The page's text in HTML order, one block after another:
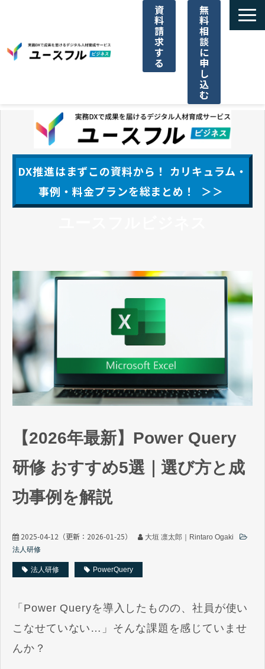
資
料
請
求
す
る
無
料
相
談
に
申
し
込
む
サービス一覧
選ばれる理由
ご利用料金
DX推進はまずこの資料から！ カリキュラム・
事例・料金プランを総まとめ！ ＞＞
【2026年最新】Power Query
研修 おすすめ5選｜選び方と成
功事例を解説
2025-04-12 （更新： 2026-01-25）
大垣 凛太郎｜Rintaro Ogaki
法人研修
法人研修 PowerQuery
「Power Queryを導入したものの、社員が使い
こなせていない…」そんな課題を感じていませ
んか？